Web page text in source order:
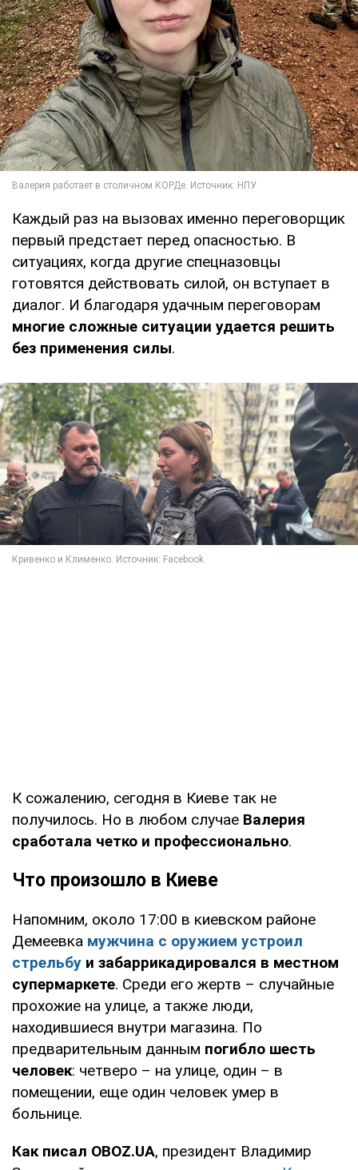
Каждый раз на вызовах именно переговорщик
первый предстает перед опасностью. В
ситуациях, когда другие спецназовцы
готовятся действовать силой, он вступает в
диалог. И благодаря удачным переговорам
многие сложные ситуации удается решить
без применения силы.
К сожалению, сегодня в Киеве так не
получилось. Но в любом случае Валерия
сработала четко и профессионально.
Что произошло в Киеве
Напомним, около 17:00 в киевском районе
Демеевка мужчина с оружием устроил
стрельбу и забаррикадировался в местном
супермаркете. Среди его жертв – случайные
прохожие на улице, а также люди,
находившиеся внутри магазина. По
предварительным данным погибло шесть
человек: четверо – на улице, один – в
помещении, еще один человек умер в
больнице.
Как писал OBOZ.UA, президент Владимир